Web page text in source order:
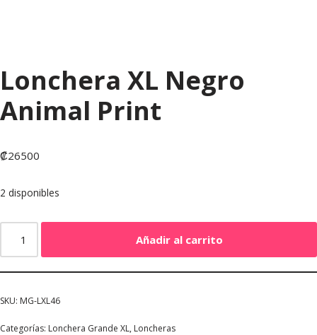
Lonchera XL Negro
Animal Print
₡26500
2 disponibles
Añadir al carrito
SKU: MG-LXL46
Categorías: Lonchera Grande XL, Loncheras